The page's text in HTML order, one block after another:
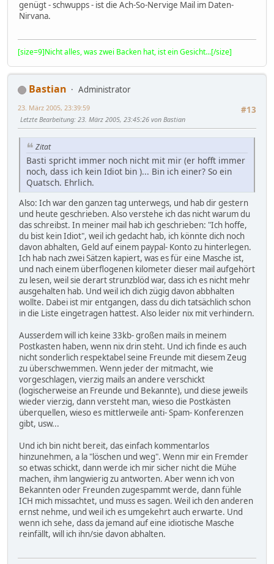
genügt - schwupps - ist die Ach-So-Nervige Mail im Daten-
Nirvana.
[size=9]Nicht alles, was zwei Backen hat, ist ein Gesicht...[/size]
Bastian
Administrator
#13
23. März 2005, 23:39:59
Letzte Bearbeitung: 23. März 2005, 23:45:26 von Bastian
Zitat
Basti spricht immer noch nicht mit mir (er hofft immer
noch, dass ich kein Idiot bin )... Bin ich einer? So ein
Quatsch. Ehrlich.
Also: Ich war den ganzen tag unterwegs, und hab dir gestern
und heute geschrieben. Also verstehe ich das nicht warum du
das schreibst. In meiner mail hab ich geschrieben: "Ich hoffe,
du bist kein Idiot", weil ich gedacht hab, ich könnte dich noch
davon abhalten, Geld auf einem paypal- Konto zu hinterlegen.
Ich hab nach zwei Sätzen kapiert, was es für eine Masche ist,
und nach einem überflogenen kilometer dieser mail aufgehört
zu lesen, weil sie derart strunzblöd war, dass ich es nicht mehr
ausgehalten hab. Und weil ich dich zügig davon abbhalten
wollte. Dabei ist mir entgangen, dass du dich tatsächlich schon
in die Liste eingetragen hattest. Also leider nix mit verhindern.
Ausserdem will ich keine 33kb- großen mails in meinem
Postkasten haben, wenn nix drin steht. Und ich finde es auch
nicht sonderlich respektabel seine Freunde mit diesem Zeug
zu überschwemmen. Wenn jeder der mitmacht, wie
vorgeschlagen, vierzig mails an andere verschickt
(logischerweise an Freunde und Bekannte), und diese jeweils
wieder vierzig, dann versteht man, wieso die Postkästen
überquellen, wieso es mittlerweile anti- Spam- Konferenzen
gibt, usw...
Und ich bin nicht bereit, das einfach kommentarlos
hinzunehmen, a la "löschen und weg". Wenn mir ein Fremder
so etwas schickt, dann werde ich mir sicher nicht die Mühe
machen, ihm langwierig zu antworten. Aber wenn ich von
Bekannten oder Freunden zugespammt werde, dann fühle
ICH mich missachtet, und muss es sagen. Weil ich den anderen
ernst nehme, und weil ich es umgekehrt auch erwarte. Und
wenn ich sehe, dass da jemand auf eine idiotische Masche
reinfällt, will ich ihn/sie davon abhalten.